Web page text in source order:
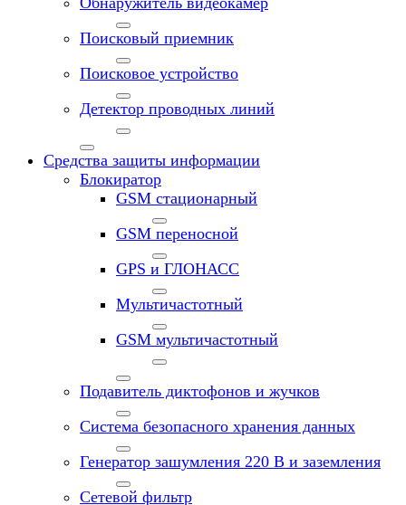
Поисковый приемник
Поисковое устройство
Детектор проводных линий
Средства защиты информации
Блокиратор
GSM стационарный
GSM переносной
GPS и ГЛОНАСС
Мультичастотный
GSM мультичастотный
Подавитель диктофонов и жучков
Система безопасного хранения данных
Генератор зашумления 220 В и заземления
Сетевой фильтр